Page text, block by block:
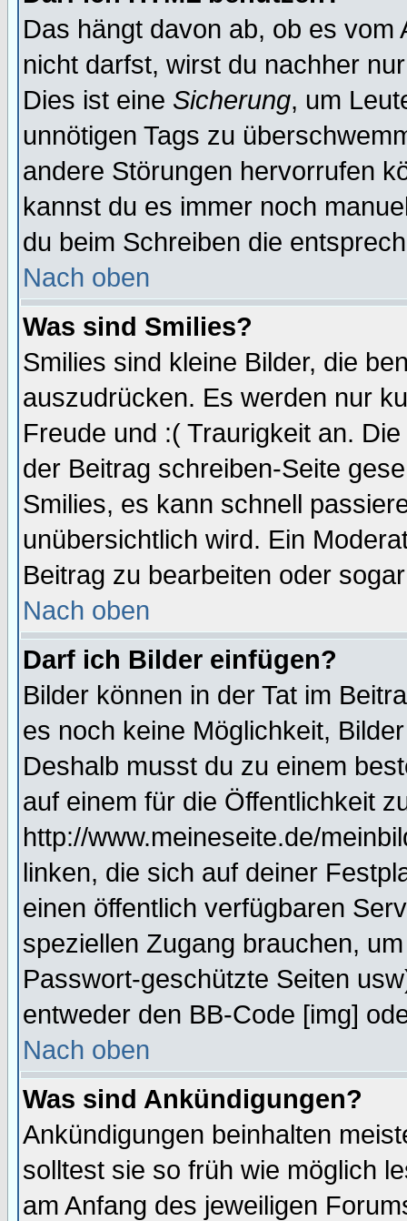
Das hängt davon ab, ob es
nicht darfst, wirst du nachher
Dies ist eine Sicherung, um
unnötigen Tags zu
andere Störungen hervorrufen
kannst du es immer noch
du beim Schreiben die
Nach oben
Was sind Smilies?
Smilies sind kleine Bilder, die
auszudrücken. Es werden nur
Freude und :( Traurigkeit an.
der Beitrag schreiben-Seite
Smilies, es kann schnell
unübersichtlich wird. Ein
Beitrag zu bearbeiten oder
Nach oben
Darf ich Bilder einfügen?
Bilder können in der Tat im
es noch keine Möglichkeit,
Deshalb musst du zu einem
auf einem für die Öffentlichkeit
http://www.meineseite.de/
linken, die sich auf deiner
einen öffentlich verfügbaren
speziellen Zugang brauchen,
Passwort-geschützte Seiten
entweder den BB-Code [img]
Nach oben
Was sind Ankündigungen?
Ankündigungen beinhalten
solltest sie so früh wie möglich
am Anfang des jeweiligen